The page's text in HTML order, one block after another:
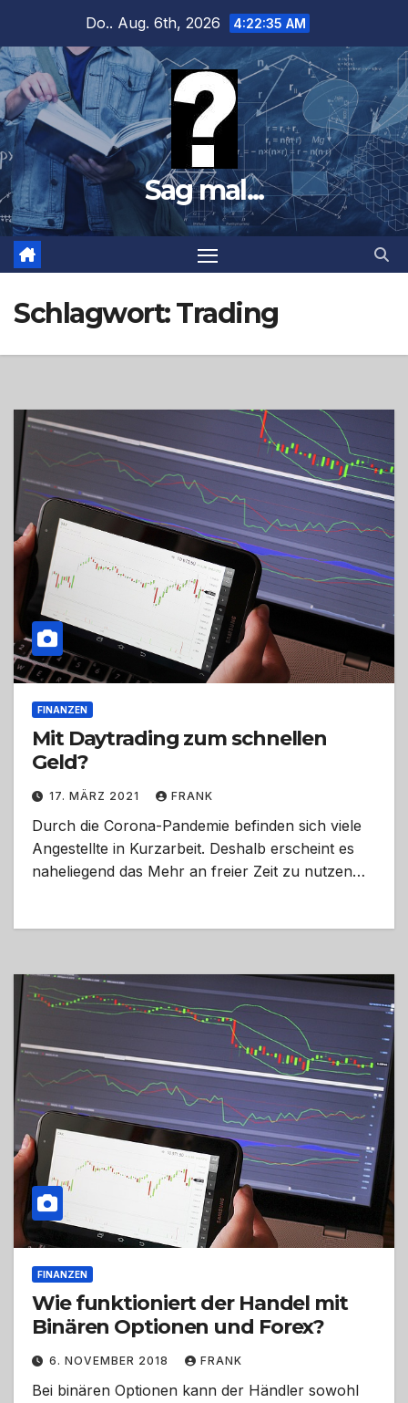
springen
Do.. Aug. 6th, 2026 4:22:36 AM
Sag mal...
Schlagwort:Trading
FINANZEN
Mit Daytrading zum schnellen
Geld?
17. MÄRZ 2021 FRANK
Durch die Corona-Pandemie befinden sich viele
Angestellte in Kurzarbeit. Deshalb erscheint es
naheliegend das Mehr an freier Zeit zu nutzen…
FINANZEN
Wie funktioniert der Handel mit
Binären Optionen und Forex?
6. NOVEMBER 2018 FRANK
Bei binären Optionen kann der Händler sowohl